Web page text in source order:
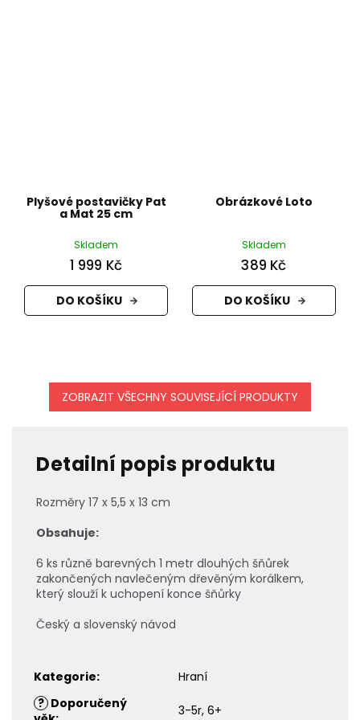
Plyšové postavičky Pat
a Mat 25 cm
Skladem
1 999 Kč
DO KOŠÍKU
Obrázkové Loto
Skladem
389 Kč
DO KOŠÍKU
ZOBRAZIT VŠECHNY SOUVISEJÍCÍ PRODUKTY
Detailní popis produktu
Rozměry 17 x 5,5 x 13 cm
Obsahuje:
6 ks různě barevných 1 metr dlouhých šňůrek
zakončených navlečeným dřevěným korálkem,
který slouží k uchopení konce šňůrky
Český a slovenský návod
Kategorie:
Hraní
? Doporučený
3-5r, 6+